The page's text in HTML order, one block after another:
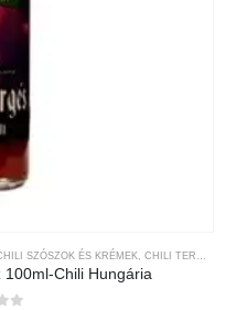
SZÓSZOK ÉS KRÉMEK, CHILI TERMÉKEK
100ml-Chili Hungária